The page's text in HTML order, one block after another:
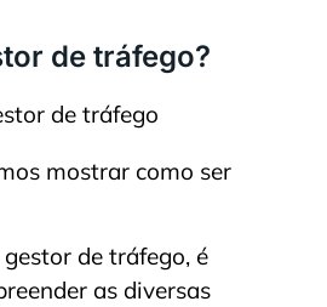
de tráfego?
mostrar como ser
de tráfego, é
as diversas